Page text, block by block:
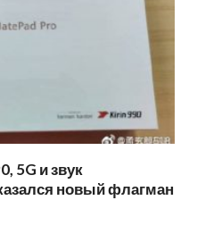
5G и звук
новый флагман